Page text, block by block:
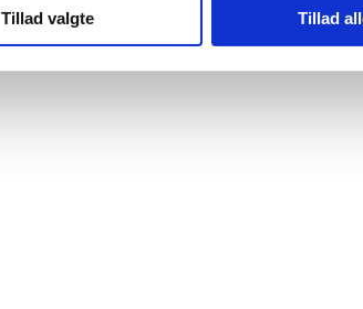
Tillad valgte Tillad